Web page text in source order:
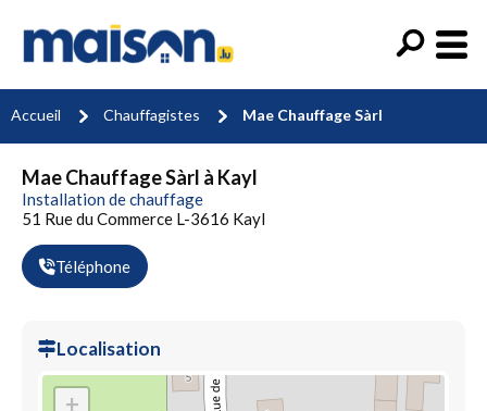
Accueil Chauffagistes Mae Chauffage Sàrl
Mae Chauffage Sàrl à Kayl
Installation de chauffage
51 Rue du Commerce L-3616 Kayl
Téléphone
Localisation
+